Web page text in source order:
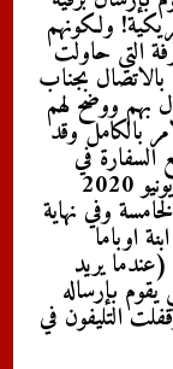
ولكونهم
التي حاولت
بجناب
بهم ووضح لهم
بالكامل وقد
السفارة في
اليوم التالي وبالفعل تواصلنا يوم الثلاثاء 9 يونيو 2020
وفي نهاية
اوباما
يريد
بإرساله
التليفون في